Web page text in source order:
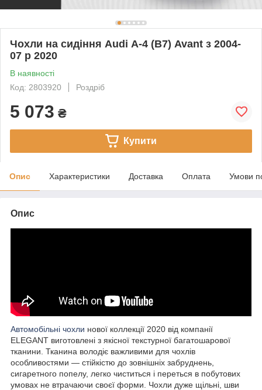
Чохли на сидіння Audi А-4 (B7) Avant з 2004-
07 р 2020
В наявності
Код: 2803920
Роздріб
5 073 ₴
Купити
Опис Характеристики Доставка Оплата Умови
Опис
Автомобільні чохли нової коллекції 2020 від компанії
ELEGANT виготовлені з якісної текстурної багатошарової
тканини. Тканина володіє важливими для чохлів
особливостями — стійкістю до зовнішніх забруднень,
сигаретного попелу, легко чиститься і переться в побутових
умовах не втрачаючи своєї форми. Чохли дуже щільні, шви